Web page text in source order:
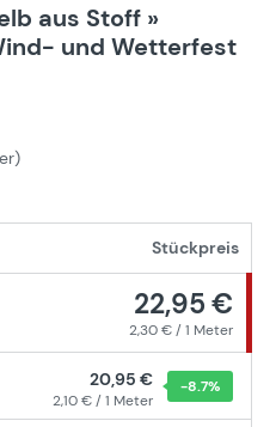
von 5 von 5 Sternen
aus Stoff »
und Wetterfest
Stückpreis
22,95 €
2,30 € / 1 Meter
20,95 €
2,10 € / 1 Meter
-8.7%